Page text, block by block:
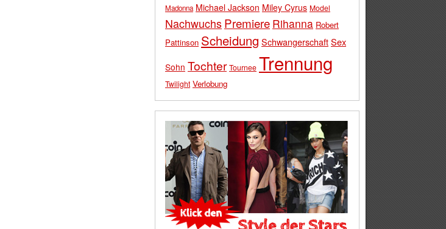
Madonna Michael Jackson Miley Cyrus Model
Nachwuchs Premiere Rihanna Robert
Pattinson Scheidung SchwangerschaftSex
Sohn Tochter Tournee Trennung
Twilight Verlobung